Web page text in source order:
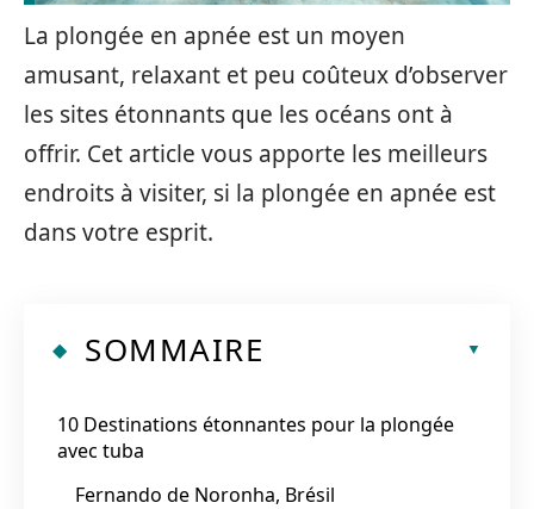
La plongée en apnée est un moyen
amusant, relaxant et peu coûteux d’observer
les sites étonnants que les océans ont à
offrir. Cet article vous apporte les meilleurs
endroits à visiter, si la plongée en apnée est
dans votre esprit.
SOMMAIRE
10 Destinations étonnantes pour la plongée
avec tuba
Fernando de Noronha, Brésil